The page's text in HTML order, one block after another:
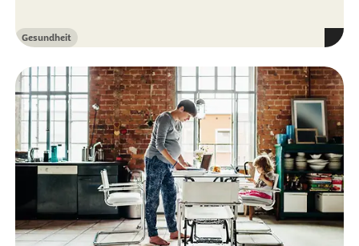
Kategorie
Gesundheit